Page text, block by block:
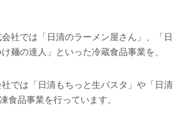
社では「日清のラーメン屋さん」、「日
麺の達人」といった冷蔵食品事業を、
では「日清もちっと生パスタ」や「日清
食品事業を行っています。